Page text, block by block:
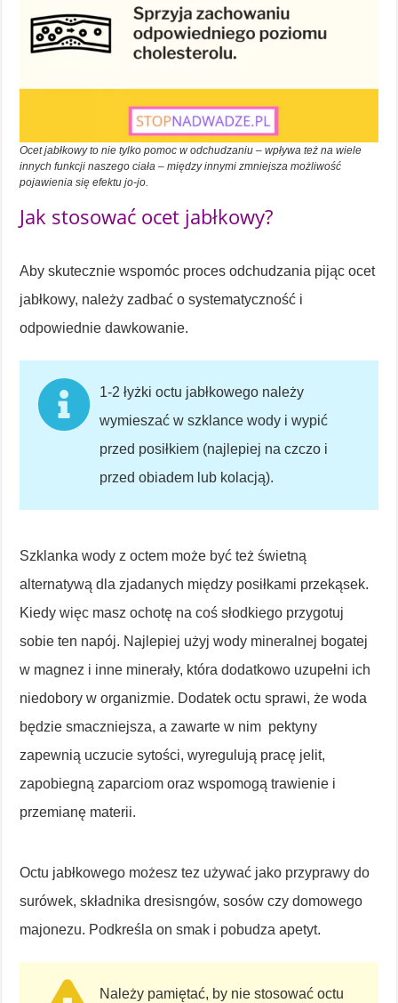
Ocet jabłkowy to nie tylko pomoc w odchudzaniu – wpływa też na wiele
innych funkcji naszego ciała – między innymi zmniejsza możliwość
pojawienia się efektu jo-jo.
Jak stosować ocet jabłkowy?
Aby skutecznie wspomóc proces odchudzania pijąc ocet
jabłkowy, należy zadbać o systematyczność i
odpowiednie dawkowanie.
1-2 łyżki octu jabłkowego należy
wymieszać w szklance wody i wypić
przed posiłkiem (najlepiej na czczo i
przed obiadem lub kolacją).
Szklanka wody z octem może być też świetną
alternatywą dla zjadanych między posiłkami przekąsek.
Kiedy więc masz ochotę na coś słodkiego przygotuj
sobie ten napój. Najlepiej użyj wody mineralnej bogatej
w magnez i inne minerały, która dodatkowo uzupełni ich
niedobory w organizmie. Dodatek octu sprawi, że woda
będzie smaczniejsza, a zawarte w nim pektyny
zapewnią uczucie sytości, wyregulują pracę jelit,
zapobiegną zaparciom oraz wspomogą trawienie i
przemianę materii.
Octu jabłkowego możesz tez używać jako przyprawy do
surówek, składnika dresisngów, sosów czy domowego
majonezu. Podkreśla on smak i pobudza apetyt.
Należy pamiętać, by nie stosować octu